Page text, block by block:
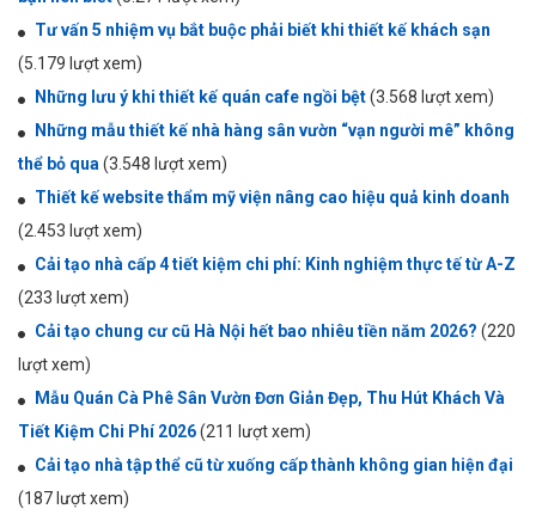
Tư vấn 5 nhiệm vụ bắt buộc phải biết khi thiết kế khách sạn
(5.179 lượt xem)
Những lưu ý khi thiết kế quán cafe ngồi bệt(3.568 lượt xem)
Những mẫu thiết kế nhà hàng sân vườn “vạn người mê” không
thể bỏ qua (3.548 lượt xem)
Thiết kế website thẩm mỹ viện nâng cao hiệu quả kinh doanh
(2.453 lượt xem)
Cải tạo nhà cấp 4 tiết kiệm chi phí: Kinh nghiệm thực tế từ A-Z
(233 lượt xem)
Cải tạo chung cư cũ Hà Nội hết bao nhiêu tiền năm 2026? (220
lượt xem)
Mẫu Quán Cà Phê Sân Vườn Đơn Giản Đẹp, Thu Hút Khách Và
Tiết Kiệm Chi Phí 2026(211 lượt xem)
Cải tạo nhà tập thể cũ từ xuống cấp thành không gian hiện đại
(187 lượt xem)